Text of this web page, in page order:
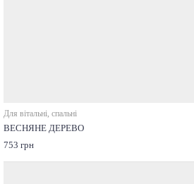
Для вітальні, спальні
ВЕСНЯНЕ ДЕРЕВО
753 грн